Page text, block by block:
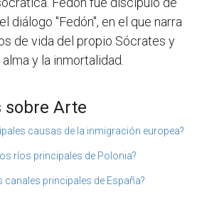
diálogo "Fedón", en el que narra
de vida del propio Sócrates y
y la inmortalidad.
sobre Arte
causas de la inmigración europea?
ríos principales de Polonia?
canales principales de España?